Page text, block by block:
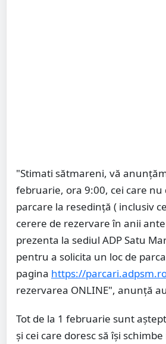
"Stimati sătmareni, vă
februarie, ora 9:00, cei care nu
parcare la resedință ( inclusiv
cerere de rezervare în anii
prezenta la sediul ADP Satu
pentru a solicita un loc de
pagina https://
rezervarea ONLINE", anunță
Tot de la 1 februarie sunt
și cei care doresc să își